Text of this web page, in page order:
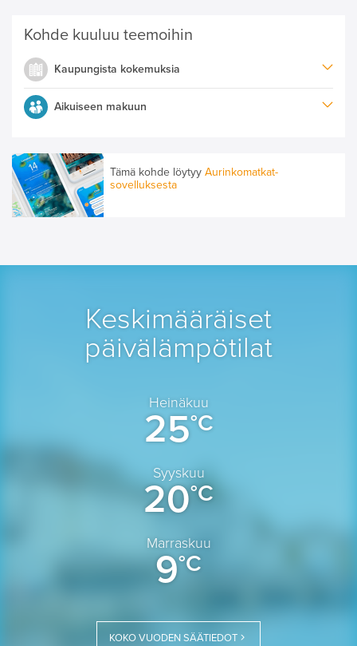
Kohde kuuluu teemoihin
Kaupungista kokemuksia
Aikuiseen makuun
Tämä kohde löytyy Aurinkomatkat-
sovelluksesta
Keskimääräiset
päivälämpötilat
Heinäkuu
25°C
Syyskuu
20°C
Marraskuu
9°C
KOKO VUODEN SÄÄTIEDOT